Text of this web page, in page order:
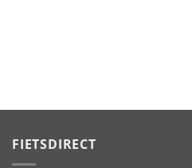
FIETSDIRECT